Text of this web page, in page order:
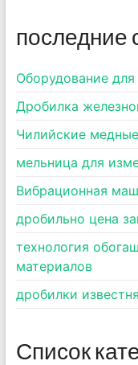
последние
Оборудование
Дробилка
Чилийские
мельница для
Вибрационная
дробильно цена
технология
материалов
дробилки
Список